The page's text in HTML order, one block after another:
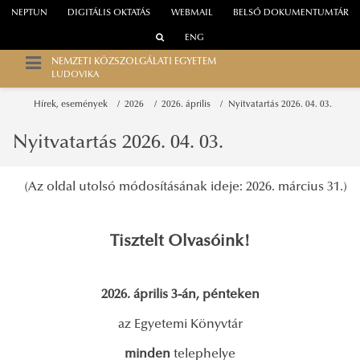
WEBMAIL
NEPTUN DIGITÁLIS OKTATÁS BELSŐ DOKUMENTUMTÁR
ENG
NEMZETI KÖZSZOLGÁLATI EGYETEM
LUDOVIKA
Hírek, események 2026 2026. április Nyitvatartás 2026. 04. 03.
Nyitvatartás 2026. 04. 03.
(Az oldal utolsó módosításának ideje: 2026. március 31.)
Tisztelt Olvasóink!
2026. április 3-án, pénteken
az Egyetemi Könyvtár
minden telephelye